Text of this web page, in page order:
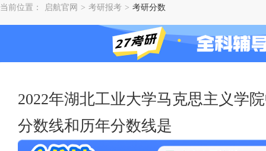
当前位置： 启航官网 > 考研报考 > 考研分数
2022年湖北工业大学马克思主义学
分数线和历年分数线是